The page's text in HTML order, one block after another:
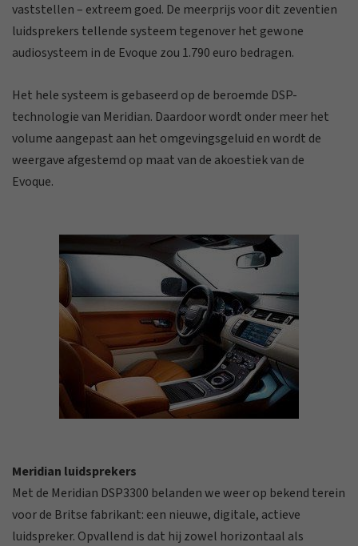
vaststellen – extreem goed. De meerprijs voor dit zeventien
luidsprekers tellende systeem tegenover het gewone
audiosysteem in de Evoque zou 1.790 euro bedragen.
Het hele systeem is gebaseerd op de beroemde DSP-
technologie van Meridian. Daardoor wordt onder meer het
volume aangepast aan het omgevingsgeluid en wordt de
weergave afgestemd op maat van de akoestiek van de
Evoque.
Meridian luidsprekers
Met de Meridian DSP3300 belanden we weer op bekend terein
voor de Britse fabrikant: een nieuwe, digitale, actieve
luidspreker. Opvallend is dat hij zowel horizontaal als